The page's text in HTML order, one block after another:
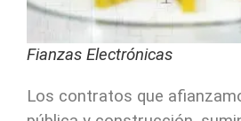
Fianzas Electrónicas
Los contratos que